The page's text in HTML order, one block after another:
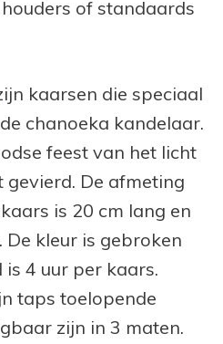
of standaards
kaarsen die speciaal
chanoeka kandelaar.
feest van het licht
De afmeting
is 20 cm lang en
De kleur is gebroken
4 uur per kaars.
taps toelopende
zijn in 3 maten.